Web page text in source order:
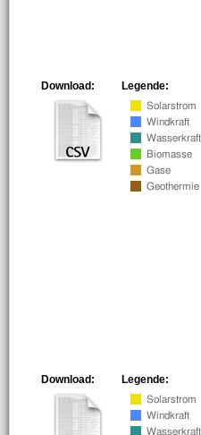
Legende:
Download:
Legende:
Download: